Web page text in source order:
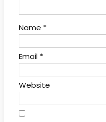
Name *
Email *
Website